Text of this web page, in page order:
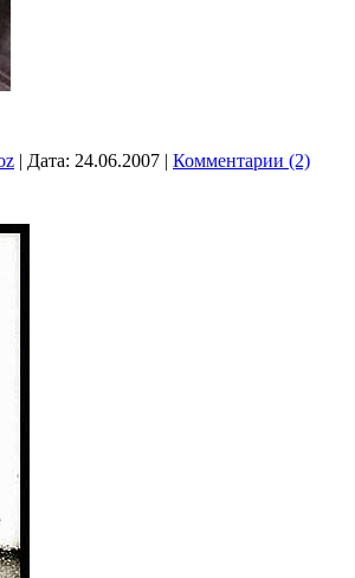
| Дата: 24.06.2007 | Комментарии (2)